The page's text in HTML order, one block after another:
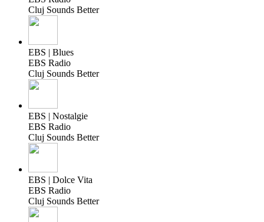
Cluj Sounds Better
EBS | Blues
EBS Radio
Cluj Sounds Better
EBS | Nostalgie
EBS Radio
Cluj Sounds Better
EBS | Dolce Vita
EBS Radio
Cluj Sounds Better